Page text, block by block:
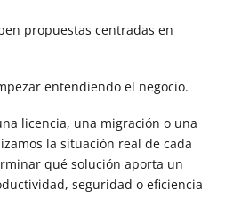
propuestas centradas en
entendiendo el negocio.
licencia, una migración o una
la situación real de cada
qué solución aporta un
seguridad o eficiencia